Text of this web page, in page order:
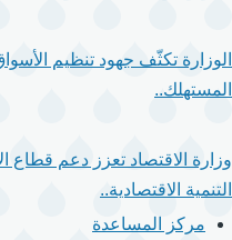
الوزارة تكثّف جهود تنظيم
المستهلك..
وزارة الاقتصاد تعزز دعم قطاع
التنمية الاقتصادية..
مركز المساعدة